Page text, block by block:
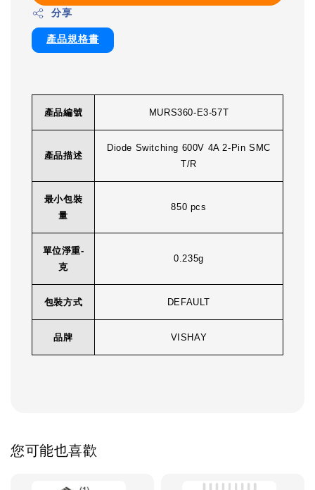
分享
產品規格書
產品編號 MURS360-E3-57T
產品描述
Diode Switching 600V 4A 2-Pin SMC
T/R
最小包裝
量
850 pcs
單位淨重-
克
0.235g
包裝方式 DEFAULT
品牌 VISHAY
您可能也喜歡